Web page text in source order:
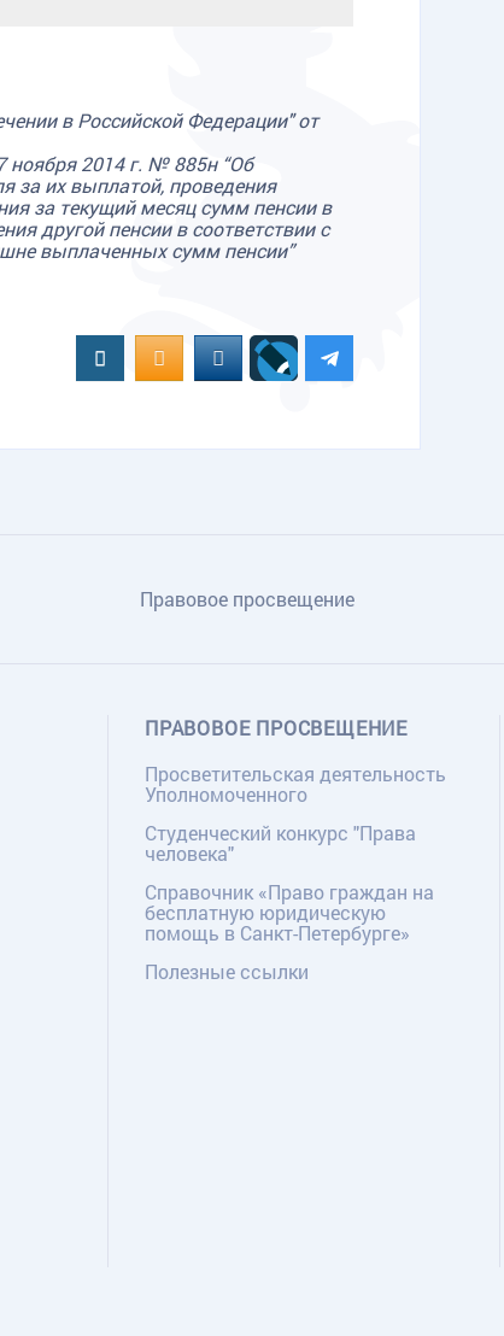
в Российской Федерации" от
ноября 2014 г. № 885н “Об
за их выплатой, проведения
за текущий месяц сумм пенсии в
другой пенсии в соответствии с
выплаченных сумм пенсии”
ВконтактеOK.RUMAIL.RU
Правовое просвещение
ПРАВОВОЕ ПРОСВЕЩЕНИЕ
Просветительская деятельность
Уполномоченного
Студенческий конкурс "Права
человека"
Справочник «Право граждан на
бесплатную юридическую
помощь в Санкт-Петербурге»
Полезные ссылки